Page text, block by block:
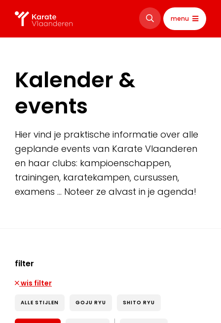
menu
Kalender &
events
Hier vind je praktische informatie over alle
geplande events van Karate Vlaanderen
en haar clubs: kampioenschappen,
trainingen, karatekampen, cursussen,
examens … Noteer ze alvast in je agenda!
filter
wis filter
ALLE STIJLEN GOJU RYU SHITO RYU